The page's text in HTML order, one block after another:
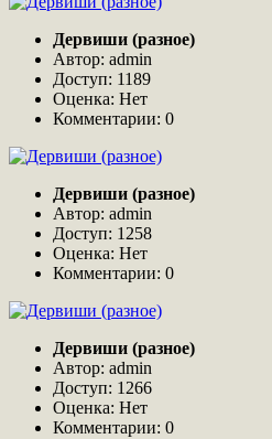
Дервиши (разное)
Автор: admin
Доступ: 1189
Оценка: Нет
Комментарии: 0
Дервиши (разное)
Автор: admin
Доступ: 1258
Оценка: Нет
Комментарии: 0
Дервиши (разное)
Автор: admin
Доступ: 1266
Оценка: Нет
Комментарии: 0